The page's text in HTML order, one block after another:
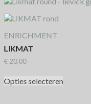
ENRICHMENT
LIKMAT
€ 20,00
Opties selecteren